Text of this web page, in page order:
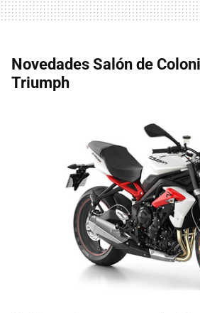
Novedades Salón de
Triumph